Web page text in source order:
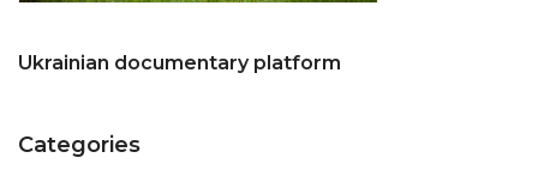
Ukrainian documentary platform
Categories